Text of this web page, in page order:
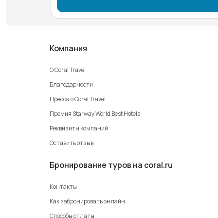
Компания
О Coral Travel
Благодарности
Пресса о Coral Travel
Премия Starway World Best Hotels
Реквизиты компаний
Оставить отзыв
Бронирование туров на coral.ru
Контакты
Как забронировать онлайн
Способы оплаты